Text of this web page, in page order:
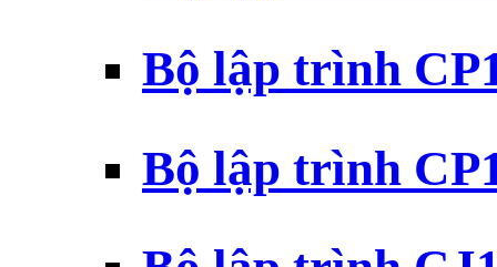
Bộ lập trình
Bộ lập trình